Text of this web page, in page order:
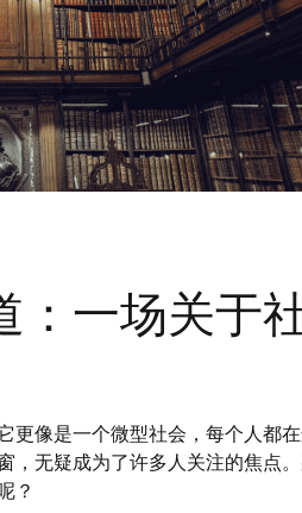
：一场关于
像是一个微型社会，每个人都
，无疑成为了许多人关注的焦点
？